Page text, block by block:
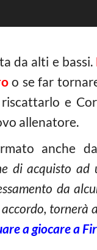
da alti e bassi.
o se far
e
allenatore.
anche
di acquisto
da
tornerà
a giocare a